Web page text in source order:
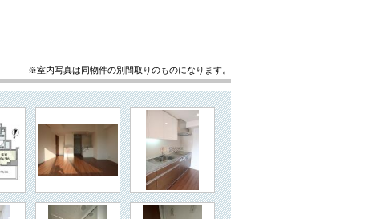
※室内写真は同物件の別間取りのものになります。